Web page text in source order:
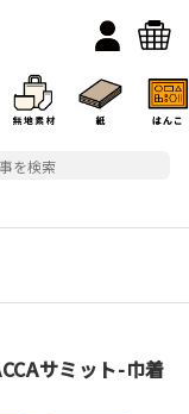
サミット-巾着